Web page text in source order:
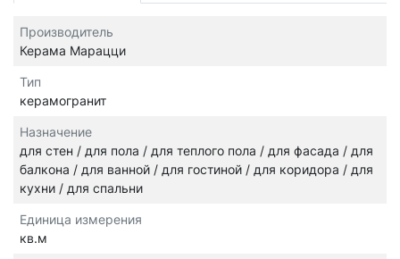
Производитель
Керама Марацци
Тип
керамогранит
Назначение
для стен / для пола / для теплого пола / для фасада / для
балкона / для ванной / для гостиной / для коридора / для
кухни / для спальни
Единица измерения
кв.м